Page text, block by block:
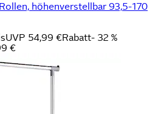
höhenverstellbar 93,5-170
UVP 54,99 €Rabatt- 32 %
€